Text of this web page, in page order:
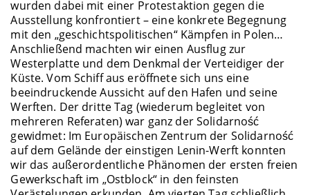
wurden dabei mit einer Protestaktion gegen die
Ausstellung konfrontiert – eine konkrete Begegnung
mit den „geschichtspolitischen“ Kämpfen in Polen…
Anschließend machten wir einen Ausflug zur
Westerplatte und dem Denkmal der Verteidiger der
Küste. Vom Schiff aus eröffnete sich uns eine
beeindruckende Aussicht auf den Hafen und seine
Werften. Der dritte Tag (wiederum begleitet von
mehreren Referaten) war ganz der Solidarność
gewidmet: Im Europäischen Zentrum der Solidarność
auf dem Gelände der einstigen Lenin-Werft konnten
wir das außerordentliche Phänomen der ersten freien
Gewerkschaft im „Ostblock“ in den feinsten